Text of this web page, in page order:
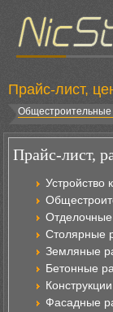
Прайс-лист,
Общестроительные
Прайс-лист,
Устройство
Столярные
Земляные
Бетонные
Фасадные